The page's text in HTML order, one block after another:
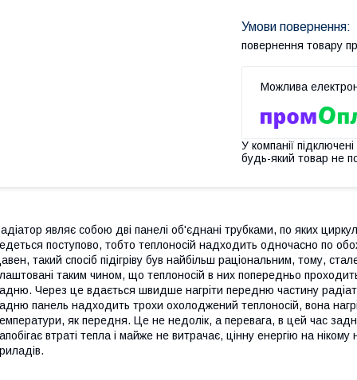
повернення товару
У компанії
будь-який товар не
являє собою дві панелі об'єднані трубками, по яких
поступово, тобто теплоносій надходить одночасно по
такий спосіб підігріву був найбільш раціональним, тому,
таким чином, що теплоносій в них попередньо
Через це вдається швидше нагріти передню частину
панель надходить трохи охолоджений теплоносій, вона
як передня. Це не недолік, а перевага, в цей час
втраті тепла і майже не витрачає, цінну енергію на